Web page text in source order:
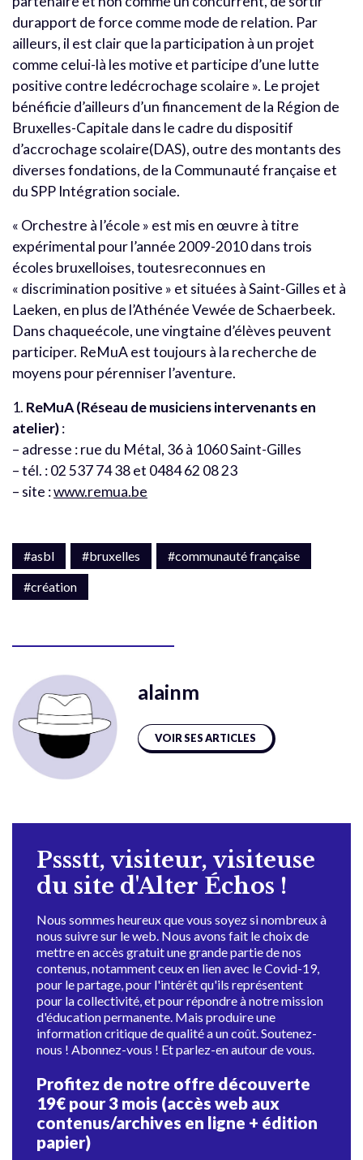
durapport de force comme mode de relation. Par
ailleurs, il est clair que la participation à un projet
comme celui-là les motive et participe d’une lutte
positive contre ledécrochage scolaire ». Le projet
bénéficie d’ailleurs d’un financement de la Région de
Bruxelles-Capitale dans le cadre du dispositif
d’accrochage scolaire(DAS), outre des montants des
diverses fondations, de la Communauté française et
du SPP Intégration sociale.
« Orchestre à l’école » est mis en œuvre à titre
expérimental pour l’année 2009-2010 dans trois
écoles bruxelloises, toutesreconnues en
« discrimination positive » et situées à Saint-Gilles et à
Laeken, en plus de l’Athénée Vewée de Schaerbeek.
Dans chaqueécole, une vingtaine d’élèves peuvent
participer. ReMuA est toujours à la recherche de
moyens pour pérenniser l’aventure.
1. ReMuA (Réseau de musiciens intervenants en
atelier):
– adresse : rue du Métal, 36 à 1060 Saint-Gilles
– tél. : 02 537 74 38 et 0484 62 08 23
– site :www.remua.be
#asbl #bruxelles
#communauté française
#création
alainm
VOIR SES ARTICLES
Pssstt, visiteur, visiteuse
du site d'Alter Échos !
Nous sommes heureux que vous soyez si nombreux à
nous suivre sur le web. Nous avons fait le choix de
mettre en accès gratuit une grande partie de nos
contenus, notamment ceux en lien avec le Covid-19,
pour le partage, pour l'intérêt qu'ils représentent
pour la collectivité, et pour répondre à notre mission
d'éducation permanente. Mais produire une
information critique de qualité a un coût. Soutenez-
nous ! Abonnez-vous ! Et parlez-en autour de vous.
Profitez de notre offre découverte
19€ pour 3 mois (accès web aux
contenus/archives en ligne + édition
papier)